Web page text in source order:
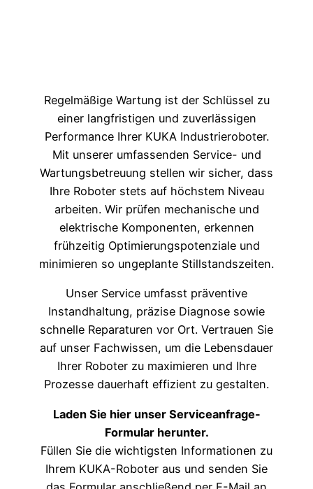
Regelmäßige Wartung ist der Schlüssel zu
einer langfristigen und zuverlässigen
Performance Ihrer KUKA Industrieroboter.
Mit unserer umfassenden Service- und
Wartungsbetreuung stellen wir sicher, dass
Ihre Roboter stets auf höchstem Niveau
arbeiten. Wir prüfen mechanische und
elektrische Komponenten, erkennen
frühzeitig Optimierungspotenziale und
minimieren so ungeplante Stillstandszeiten.
Unser Service umfasst präventive
Instandhaltung, präzise Diagnose sowie
schnelle Reparaturen vor Ort. Vertrauen Sie
auf unser Fachwissen, um die Lebensdauer
Ihrer Roboter zu maximieren und Ihre
Prozesse dauerhaft effizient zu gestalten.
Laden Sie hier unser Serviceanfrage-
Formular herunter.
Füllen Sie die wichtigsten Informationen zu
Ihrem KUKA-Roboter aus und senden Sie